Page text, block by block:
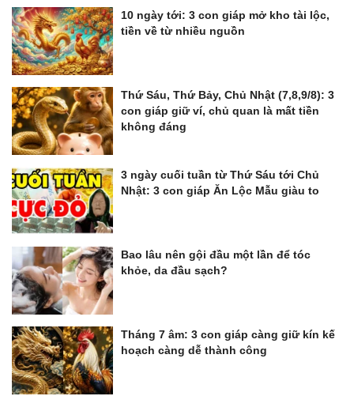
10 ngày tới: 3 con giáp mở kho tài lộc,
tiền về từ nhiều nguồn
Thứ Sáu, Thứ Bảy, Chủ Nhật (7,8,9/8): 3
con giáp giữ ví, chủ quan là mất tiền
không đáng
3 ngày cuối tuần từ Thứ Sáu tới Chủ
Nhật: 3 con giáp Ăn Lộc Mẫu giàu to
Bao lâu nên gội đầu một lần để tóc
khỏe, da đầu sạch?
Tháng 7 âm: 3 con giáp càng giữ kín kế
hoạch càng dễ thành công